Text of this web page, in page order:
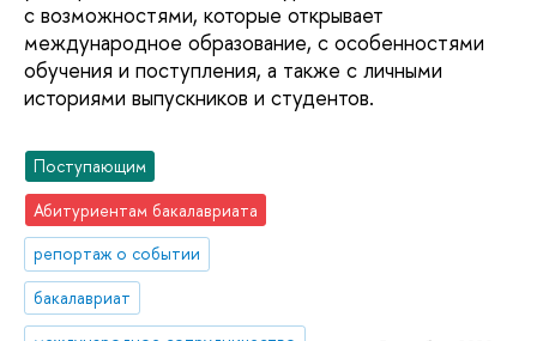
с возможностями, которые открывает
международное образование, с особенностями
обучения и поступления, а также с личными
историями выпускников и студентов.
Поступающим
Абитуриентам бакалавриата
репортаж о событии
бакалавриат